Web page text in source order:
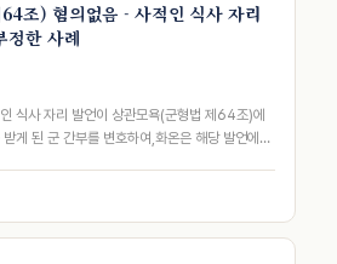
조) 혐의없음 - 사적인 식사 자리
정한 사례
식사 자리 발언이 상관모욕(군형법 제64조)에
게 된 군 간부를 변호하여,화온은 해당 발언에